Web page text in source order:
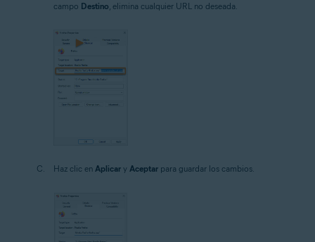
campo Destino, elimina cualquier URL no deseada.
Haz clic en Aplicar y Aceptar para guardar los cambios.